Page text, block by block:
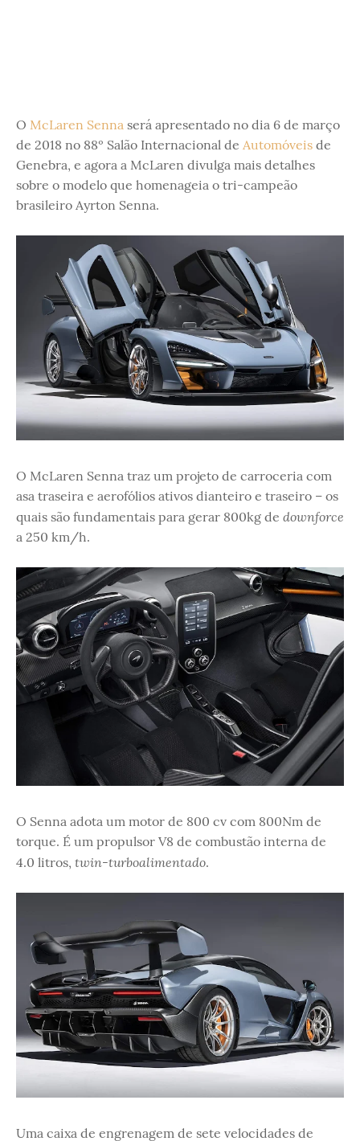
O McLaren Senna será apresentado no dia 6 de março
de 2018 no 88º Salão Internacional de Automóveis de
Genebra, e agora a McLaren divulga mais detalhes
sobre o modelo que homenageia o tri-campeão
brasileiro Ayrton Senna.
O McLaren Senna traz um projeto de carroceria com
asa traseira e aerofólios ativos dianteiro e traseiro – os
quais são fundamentais para gerar 800kg de downforce
a 250 km/h.
O Senna adota um motor de 800 cv com 800Nm de
torque. É um propulsor V8 de combustão interna de
4.0 litros, twin-turboalimentado.
Uma caixa de engrenagem de sete velocidades de